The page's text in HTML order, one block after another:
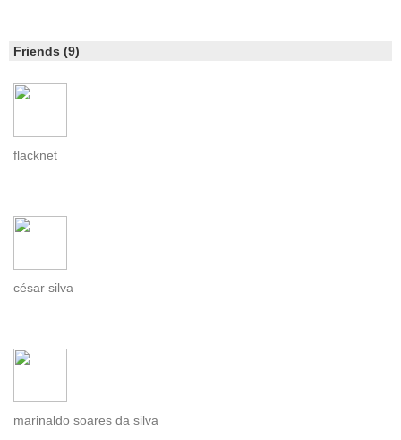
Friends (9)
flacknet
césar silva
marinaldo soares da silva